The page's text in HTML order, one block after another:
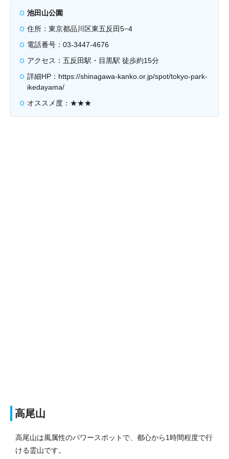
池田山公園
住所：東京都品川区東五反田5−4
電話番号：03-3447-4676
アクセス：五反田駅・目黒駅 徒歩約15分
詳細HP：https://shinagawa-kanko.or.jp/spot/tokyo-park-
ikedayama/
オススメ度：★★★
高尾山
高尾山は風属性のパワースポットで、都心から1時間程度で行
ける霊山です。